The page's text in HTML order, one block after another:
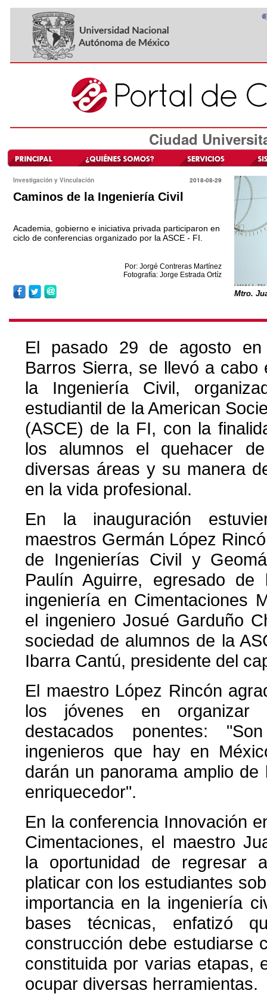
Ciudad
Investigación y Vinculación 2018-08-29
Caminos de la Ingeniería Civil
Academia, gobierno e iniciativa privada participaron en
ciclo de conferencias organizado por la ASCE - FI.
Por: Jorgé Contreras Martínez
Fotografía: Jorge Estrada Ortíz
Mtro.
El pasado 29 de agosto en
Barros Sierra, se llevó a cabo
la Ingeniería Civil,
estudiantil de la American
(ASCE) de la FI, con la
los alumnos el quehacer
diversas áreas y su manera
en la vida profesional.
En la inauguración
maestros Germán López
de Ingenierías Civil y
Paulín Aguirre, egresado
ingeniería en Cimentaciones
el ingeniero Josué Garduño
sociedad de alumnos de la
Ibarra Cantú, presidente del
El maestro López Rincón
los jóvenes en
destacados ponentes:
ingenieros que hay en
darán un panorama amplio
enriquecedor".
En la conferencia Innovación
Cimentaciones, el maestro
la oportunidad de regresar
platicar con los estudiantes
importancia en la ingeniería
bases técnicas, enfatizó
construcción debe estudiarse
constituida por varias etapas,
ocupar diversas herramientas.